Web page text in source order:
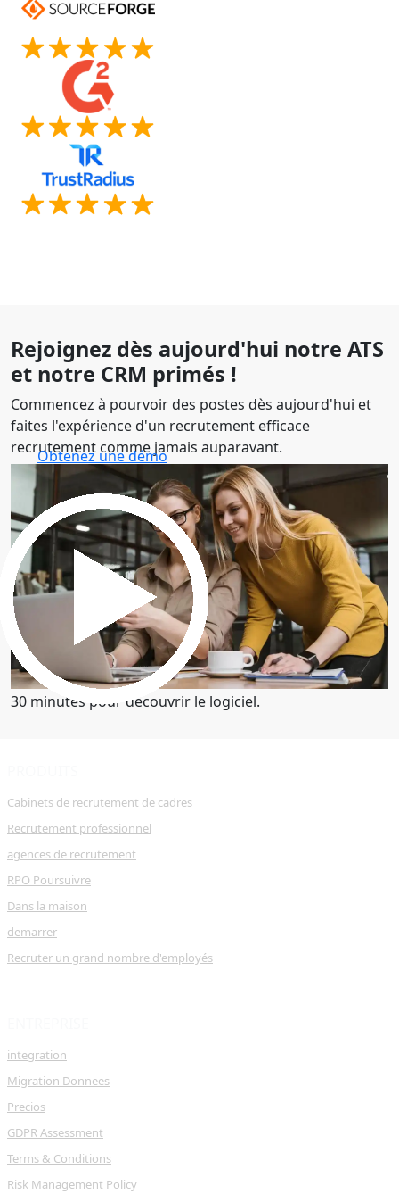
Rejoignez dès aujourd'hui notre ATS
et notre CRM primés !
Commencez à pourvoir des postes dès aujourd'hui et
faites l'expérience d'un recrutement efficace
recrutement comme jamais auparavant.
Obtenez une démo
30 minutes pour découvrir le logiciel.
Obtenez une démo
30 minutes pour découvrir le logiciel.
Cabinets de recrutement de cadres
Recrutement professionnel
agences de recrutement
RPO Poursuivre
Dans la maison
demarrer
Recruter un grand nombre d'employés
integration
Migration Donnees
Precios
GDPR Assessment
Terms & Conditions
Risk Management Policy